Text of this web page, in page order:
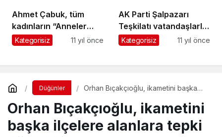
Ahmet Çabuk, tüm
kadınların “Anneler
Gününü” kutladı
Kategorisiz 11 yıl önce
AK Parti Şalpazarı
Teşkilatı vatandaşlarla
bayramlaştı
Kategorisiz 11 yıl önce
Düğünler
Orhan Bıçakçıoğlu, ikametini başka
Orhan Bıçakçıoğlu, ikametini
başka ilçelere alanlara tepki